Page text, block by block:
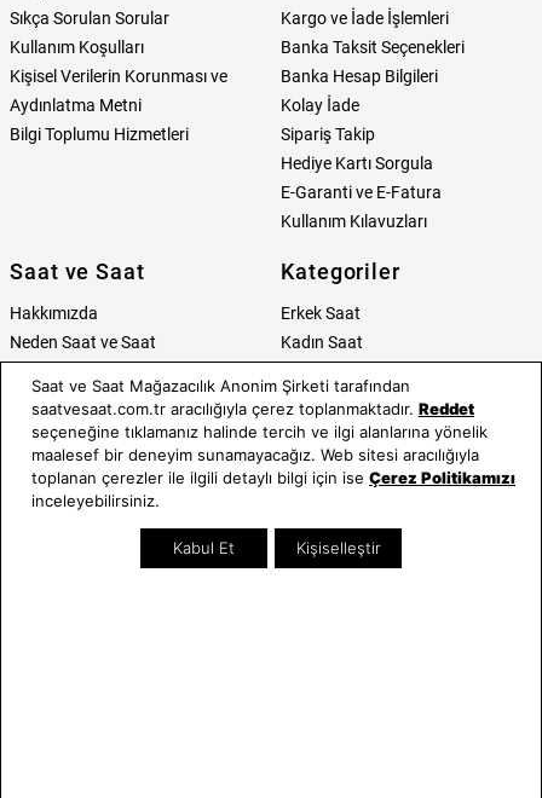
Sıkça Sorulan Sorular
Kullanım Koşulları
Kişisel Verilerin Korunması ve
Aydınlatma Metni
Bilgi Toplumu Hizmetleri
Kargo ve İade İşlemleri
Banka Taksit Seçenekleri
Banka Hesap Bilgileri
Kolay İade
Sipariş Takip
Hediye Kartı Sorgula
E-Garanti ve E-Fatura
Kullanım Kılavuzları
Saat ve Saat
Hakkımızda
Neden Saat ve Saat
Kurumsal Satış
Mağazada Teknik Servis
Yatırımcı İlişkileri
Kategoriler
Erkek Saat
Kadın Saat
Takı & Aksesuar
Kampanyalar
İndirimliler
Online Özel
Blog
Saat ve Saat Mağazacılık Anonim Şirketi tarafından
saatvesaat.com.tr aracılığıyla çerez toplanmaktadır. Reddet
seçeneğine tıklamanız halinde tercih ve ilgi alanlarına yönelik
maalesef bir deneyim sunamayacağız. Web sitesi aracılığıyla
toplanan çerezler ile ilgili detaylı bilgi için ise Çerez Politikamızı
inceleyebilirsiniz.
Kabul Et Kişiselleştir